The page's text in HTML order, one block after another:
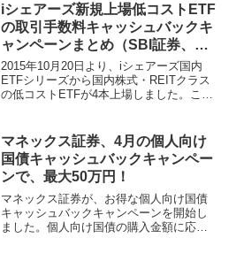
iシェアーズ新規上場低コストETF
の取引手数料キャッシュバックキ
ャンペーンまとめ（SBI証券、カ
ブドットコム証券、マネックス証
券、楽天証券）
2015年10月20日より、iシェアーズ国内
ETFシリーズから国内株式・REITクラス
の低コストETFが4本上場しました。この
して注目されています。こ...
マネックス証券、4月の個人向け
国債キャッシュバックキャンペー
ンで、最大50万円！
マネックス証券が、お得な個人向け国債
キャッシュバックキャンペーンを開始し
ました。個人向け国債の購入金額に応じ